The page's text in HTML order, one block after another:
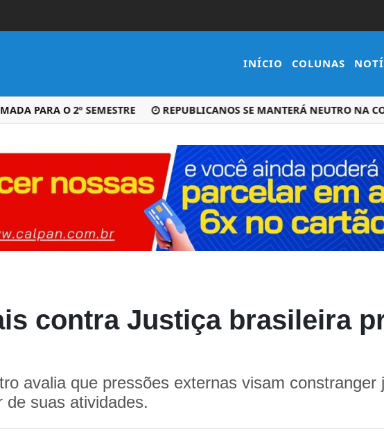
INÍCIO COLUNAS
PARA O 2º SEMESTRE REPUBLICANOS SE MANTERÁ NEUTRO NA
contra Justiça brasileira
avalia que pressões externas visam constranger
suas atividades.